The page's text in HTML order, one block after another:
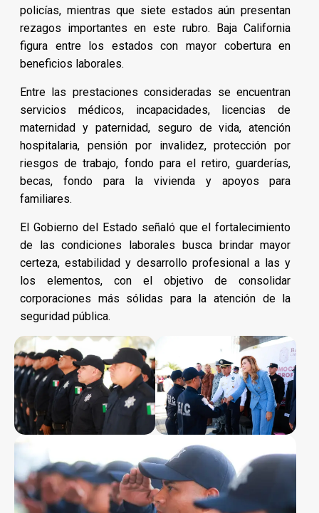
policías, mientras que siete estados aún presentan
rezagos importantes en este rubro. Baja California
figura entre los estados con mayor cobertura en
beneficios laborales.
Entre las prestaciones consideradas se encuentran
servicios médicos, incapacidades, licencias de
maternidad y paternidad, seguro de vida, atención
hospitalaria, pensión por invalidez, protección por
riesgos de trabajo, fondo para el retiro, guarderías,
becas, fondo para la vivienda y apoyos para
familiares.
El Gobierno del Estado señaló que el fortalecimiento
de las condiciones laborales busca brindar mayor
certeza, estabilidad y desarrollo profesional a las y
los elementos, con el objetivo de consolidar
corporaciones más sólidas para la atención de la
seguridad pública.